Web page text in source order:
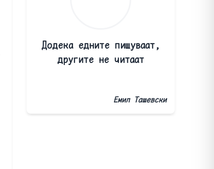
Додека едните пишуваат,
другите не читаат
Емил Ташевски